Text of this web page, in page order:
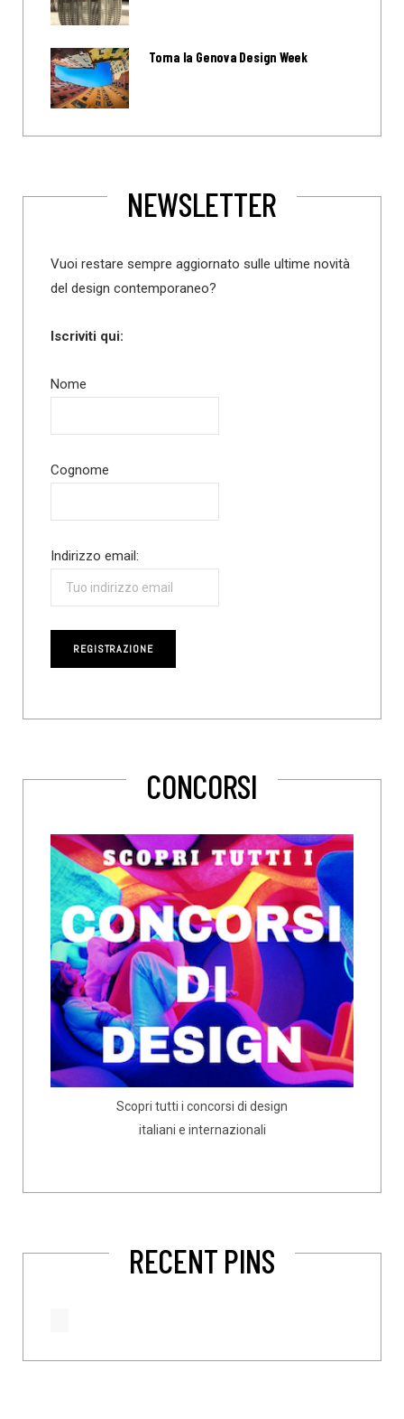
Torna la Genova Design Week
NEWSLETTER
Vuoi restare sempre aggiornato sulle ultime novità
del design contemporaneo?
Iscriviti qui:
Nome
Cognome
Indirizzo email:
CONCORSI
Scopri tutti i concorsi di design
italiani e internazionali
RECENT PINS